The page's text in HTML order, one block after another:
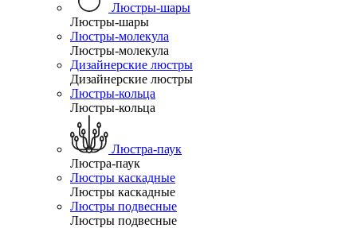
Люстры-шары
Люстры-шары
Люстры-молекула
Люстры-молекула
Дизайнерские люстры
Дизайнерские люстры
Люстры-кольца
Люстры-кольца
Люстра-паук
Люстра-паук
Люстры каскадные
Люстры каскадные
Люстры подвесные
Люстры подвесные